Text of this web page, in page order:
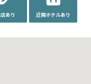
あり 近隣ホテルあり